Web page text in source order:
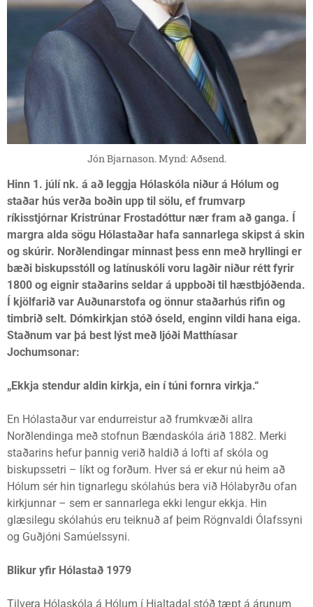
Jón Bjarnason. Mynd: Aðsend.
Hinn 1. júlí nk. á að leggja Hólaskóla niður á Hólum og
staðar hús verða boðin upp til sölu, ef frumvarp
ríkisstjórnar Kristrúnar Frostadóttur nær fram að ganga. Í
margra alda sögu Hólastaðar hafa sannarlega skipst á skin
og skúrir. Norðlendingar minnast þess enn með hryllingi er
bæði biskupsstóll og latínuskóli voru lagðir niður rétt fyrir
1800 og eignir staðarins seldar á uppboði til hæstbjóðenda.
Í kjölfarið var Auðunarstofa og önnur staðarhús rifin og
timbrið selt. Dómkirkjan stóð óseld, enginn vildi hana eiga.
Staðnum var þá best lýst með ljóði Matthíasar
Jochumsonar:
„Ekkja stendur aldin kirkja, ein í túni fornra virkja.“
En Hólastaður var endurreistur að frumkvæði allra
Norðlendinga með stofnun Bændaskóla árið 1882. Merki
staðarins hefur þannig verið haldið á lofti af skóla og
biskupssetri – líkt og forðum. Hver sá er ekur nú heim að
Hólum sér hin tignarlegu skólahús bera við Hólabyrðu ofan
kirkjunnar – sem er sannarlega ekki lengur ekkja. Hin
glæsilegu skólahús eru teiknuð af þeim Rögnvaldi Ólafssyni
og Guðjóni Samúelssyni.
Blikur yfir Hólastað 1979
Tilvera Hólaskóla á Hólum í Hjaltadal stóð tæpt á árunum